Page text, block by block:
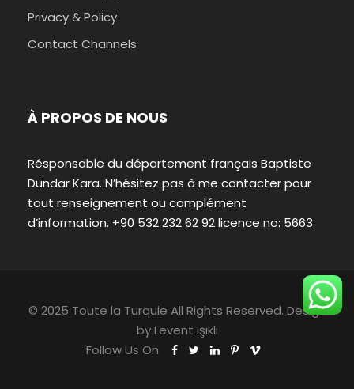
Privacy & Policy
Contact Channels
À PROPOS DE NOUS
Résponsable du département français Baptiste
Dündar Kara. N’hésitez pas à me contacter pour
tout renseignement ou complément
d’information. +90 532 232 62 92 licence no: 5663
© 2025 Toute la Turquie All Rights Reserved. Design
byLevent Işıklı
Follow Us On